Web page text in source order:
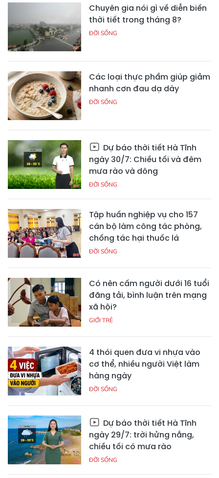
Chuyên gia nói gì về diễn biến
thời tiết trong tháng 8?
ĐỜI SỐNG
Các loại thực phẩm giúp giảm
nhanh cơn đau dạ dày
ĐỜI SỐNG
Dự báo thời tiết Hà Tĩnh
ngày 30/7: Chiều tối và đêm
mưa rào và dông
ĐỜI SỐNG
Tập huấn nghiệp vụ cho 157
cán bộ làm công tác phòng,
chống tác hại thuốc lá
ĐỜI SỐNG
Có nên cấm người dưới 16 tuổi
đăng tải, bình luận trên mạng
xã hội?
GIỚI TRẺ
4 thói quen đưa vi nhựa vào
cơ thể, nhiều người Việt làm
hàng ngày
ĐỜI SỐNG
Dự báo thời tiết Hà Tĩnh
ngày 29/7: trời hửng nắng,
chiều tối có mưa rào
ĐỜI SỐNG